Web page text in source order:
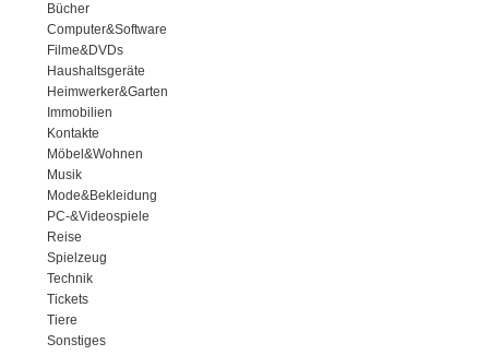
Bücher
Computer&Software
Filme&DVDs
Haushaltsgeräte
Heimwerker&Garten
Immobilien
Kontakte
Möbel&Wohnen
Musik
Mode&Bekleidung
PC-&Videospiele
Reise
Spielzeug
Technik
Tickets
Tiere
Sonstiges